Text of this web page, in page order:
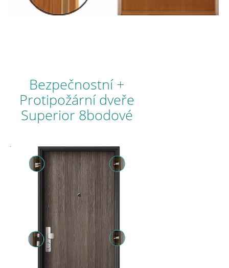
Bezpečnostní +
Protipožární dveře
Superior 8bodové